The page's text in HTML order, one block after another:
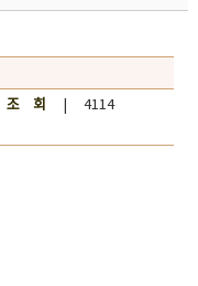
조 회
| 4114